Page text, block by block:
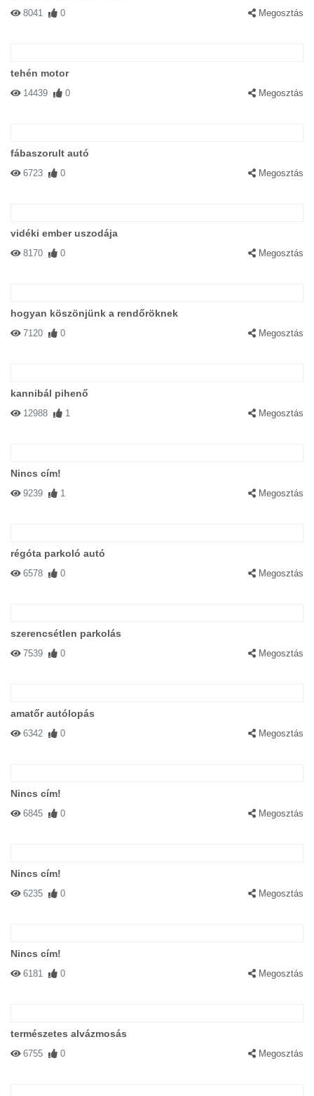
8041 0 Megosztás
tehén motor
14439 0 Megosztás
fábaszorult autó
6723 0 Megosztás
vidéki ember uszodája
8170 0 Megosztás
hogyan köszönjünk a rendőröknek
7120 0 Megosztás
kannibál pihenő
12988 1 Megosztás
Nincs cím!
9239 1 Megosztás
régóta parkoló autó
6578 0 Megosztás
szerencsétlen parkolás
7539 0 Megosztás
amatőr autólopás
6342 0 Megosztás
Nincs cím!
6845 0 Megosztás
Nincs cím!
6235 0 Megosztás
Nincs cím!
6181 0 Megosztás
természetes alvázmosás
6755 0 Megosztás